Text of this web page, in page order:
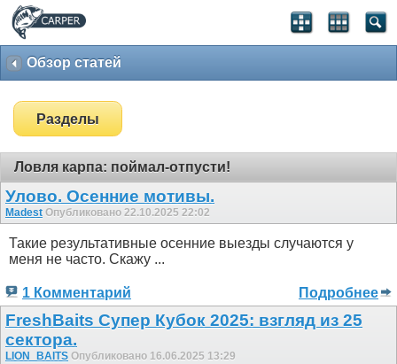
Обзор статей
Разделы
Ловля карпа: поймал-отпусти!
Улово. Осенние мотивы.
Madest Опубликовано 22.10.2025 22:02
Такие результативные осенние выезды случаются у
меня не часто. Скажу ...
1 Комментарий Подробнее
FreshBaits Супер Кубок 2025: взгляд из 25
сектора.
LION_BAITS Опубликовано 16.06.2025 13:29